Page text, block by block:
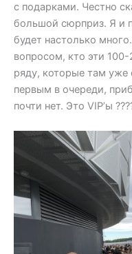
с подарками. Честно
большой сюрприз. Я и
будет настолько
вопросом, кто эти
ряду, которые там уже
первым в очереди,
почти нет. Это VIP’ы